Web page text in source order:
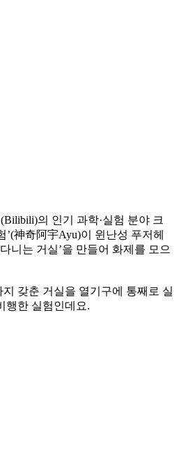
의 인기 과학·실험 분야 크
’(神奇阿宇Ayu)이 윈난성 푸저헤
니는 거실’을 만들어 화제를 모으
갖춘 거실을 열기구에 통째로 실
행한 실험인데요.